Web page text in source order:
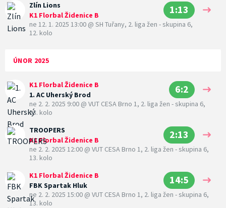
Zlín Lions
K1 Florbal Židenice B
1:13
ne 12. 1. 2025 13:00 @ SH Tuřany, 2. liga žen - skupina 6,
12. kolo
ÚNOR 2025
K1 Florbal Židenice B
1. AC Uherský Brod
6:2
ne 2. 2. 2025 9:00 @ VUT CESA Brno 1, 2. liga žen - skupina 6,
13. kolo
TROOPERS
K1 Florbal Židenice B
2:13
ne 2. 2. 2025 12:00 @ VUT CESA Brno 1, 2. liga žen - skupina 6,
13. kolo
K1 Florbal Židenice B
FBK Spartak Hluk
14:5
ne 2. 2. 2025 15:00 @ VUT CESA Brno 1, 2. liga žen - skupina 6,
13. kolo